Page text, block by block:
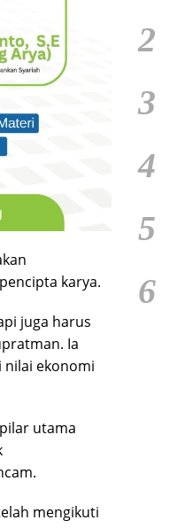
karya.
juga harus
Ia
nilai ekonomi
utama
mengikuti
2
3
4
5
6